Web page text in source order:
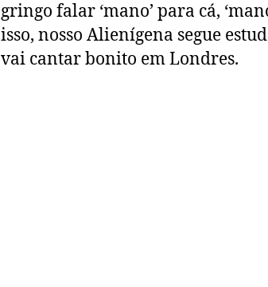
gringo falar ‘mano’ para cá,
isso, nosso Alienígena segue
vai cantar bonito em Londres.